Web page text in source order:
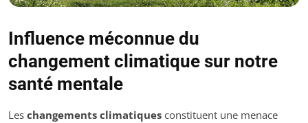
Influence méconnue du
changement climatique sur notre
santé mentale
Les changements climatiques constituent une menace